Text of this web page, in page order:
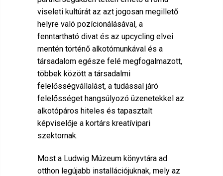
viseleti kultúrát az azt jogosan megillető
helyre való pozícionálásával, a
fenntartható divat és az upcycling elvei
mentén történő alkotómunkával és a
társadalom egésze felé megfogalmazott,
többek között a társadalmi
felelősségvállalást, a tudással járó
felelősséget hangsúlyozó üzenetekkel az
alkotópáros hiteles és tapasztalt
képviselője a kortárs kreatívipari
szektornak.
Most a Ludwig Múzeum könyvtára ad
otthon legújabb installációjuknak, mely az